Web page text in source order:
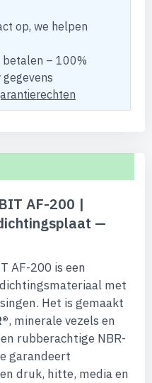
op, we helpen
betalen – 100%
gegevens
AF-200 |
—
AF-200 is een
met
Het is gemaakt
, minerale vezels en
rubberachtige NBR-
garandeert
druk, hitte, media en